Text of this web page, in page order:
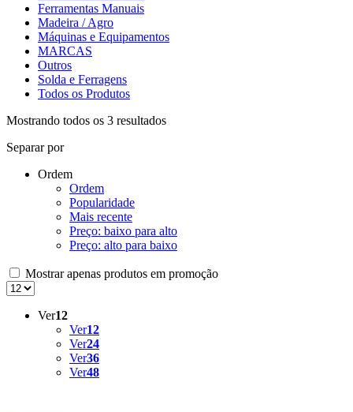
Ferramentas Manuais
Madeira / Agro
Máquinas e Equipamentos
MARCAS
Outros
Solda e Ferragens
Todos os Produtos
Mostrando todos os 3 resultados
Separar por
Ordem
Ordem
Popularidade
Mais recente
Preço: baixo para alto
Preço: alto para baixo
Mostrar apenas produtos em promoção
Ver12
Ver12
Ver24
Ver36
Ver48